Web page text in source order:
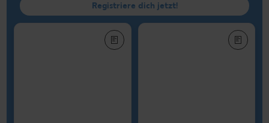
Registriere dich jetzt!